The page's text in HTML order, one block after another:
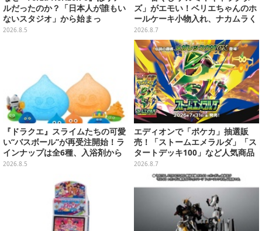
ルだったのか？「日本人が誰もい
ないスタジオ」から始まっ
た、“生活感のある日本"の作り方
2026.8.5
ズ」がエモい！ベリエちゃんのホ
ールケーキ小物入れ、ナカムラく
んのマスコットなどがズラリ
2026.8.7
『ドラクエ』スライムたちの可愛
い“バスボール”が再受注開始！ラ
インナップは全6種、入浴剤から
モンスターのフィギュアが出てく
2026.8.5
エディオンで「ポケカ」抽選販
売！「ストームエメラルダ」「ス
タートデッキ100」など人気商品
が対象
2026.8.7